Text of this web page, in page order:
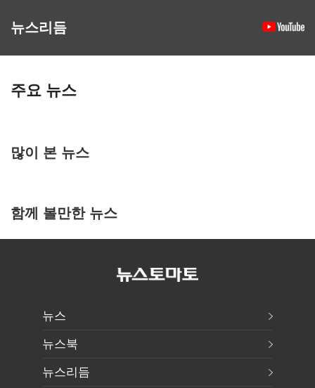
뉴스리듬
주요 뉴스
많이 본 뉴스
함께 볼만한 뉴스
뉴스
뉴스북
뉴스리듬